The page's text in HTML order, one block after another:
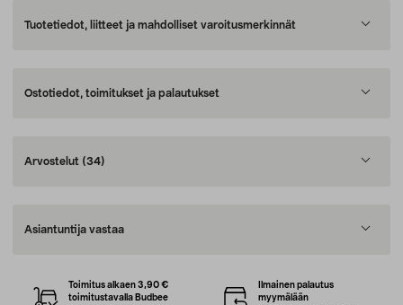
Tuotetiedot, liitteet ja mahdolliset varoitusmerkinnät
Ostotiedot, toimitukset ja palautukset
Arvostelut (34)
Asiantuntija vastaa
Toimitus alkaen 3,90 €
toimitustavalla Budbee
Ilmainen palautus
myymälään